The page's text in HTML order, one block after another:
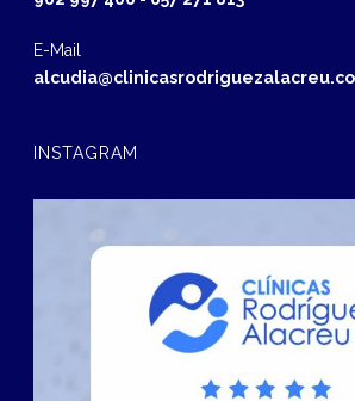
E-Mail
INSTAGRAM